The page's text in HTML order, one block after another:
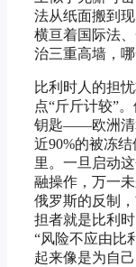
法从纸面搬到
横亘着国际法
治三重高墙，哪
比利时人的担
点“斤斤计较”
钥匙——欧洲清
近90%的被冻
里。一旦启动
融操作，万一
俄罗斯的反制
担者就是比利
“风险不应由比
起来像是为自